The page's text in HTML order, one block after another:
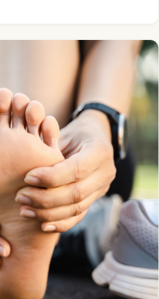
までの4年間に渡り、キネティコス
いを提供させていただきました。
時とは物価も為替レートも大幅に異
者の皆さんの参加費を必要以上に
ように、旅行サポートなどを含ま
でクラスにご参加いただけるよ
みを十分に提供させていただく形
だきます。 ユタ大学のドナープロ
もとに提供していただく、薬品処
管されたご献体を、隅から隅まで
ラボの空間で、トッド・ガルシア
、解剖学に深い知識と経験を持つ
共に解剖に参加する、他に類を見な
ス。このクラスに、日本語の言語サ
重なチャンスが近づいてきました ✨
の4日間、アメリカ合衆国コロラド
バー空港）のトッド・ガルシアの
トレイン解剖実習クラス（日本人